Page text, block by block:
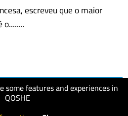
some features and experiences in
QOSHE
escreveu que o maior